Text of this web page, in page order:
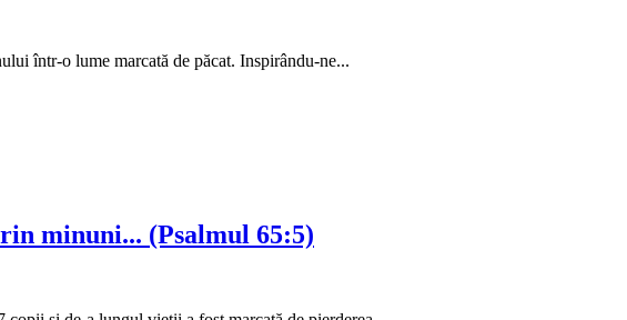
într-o lume marcată de păcat. Inspirându-ne...
minuni... (Psalmul 65:5)